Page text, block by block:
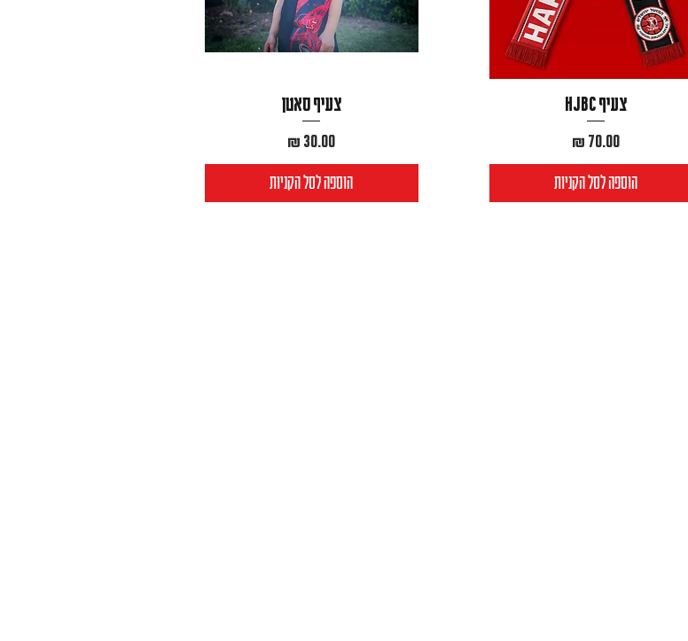
צעיף HJBC
מחיר
הוספה לסל הקניות
צעיף סאטן
מחיר
הוספה לסל הקניות